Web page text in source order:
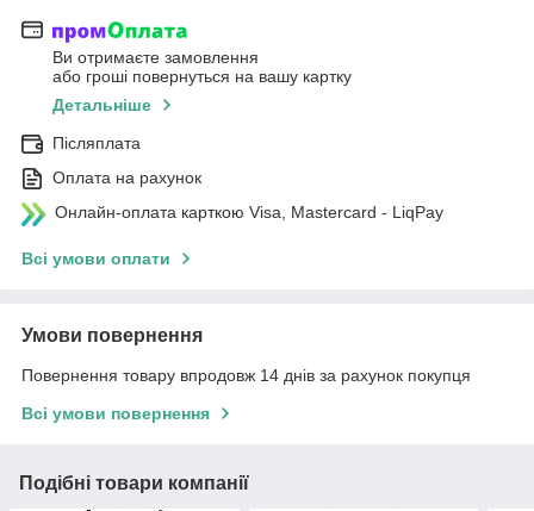
Ви отримаєте замовлення
або гроші повернуться на вашу картку
Детальніше
Післяплата
Оплата на рахунок
Онлайн-оплата карткою Visa, Mastercard - LiqPay
Всі умови оплати
Умови повернення
Повернення товару впродовж 14 днів за рахунок покупця
Всі умови повернення
Подібні товари компанії